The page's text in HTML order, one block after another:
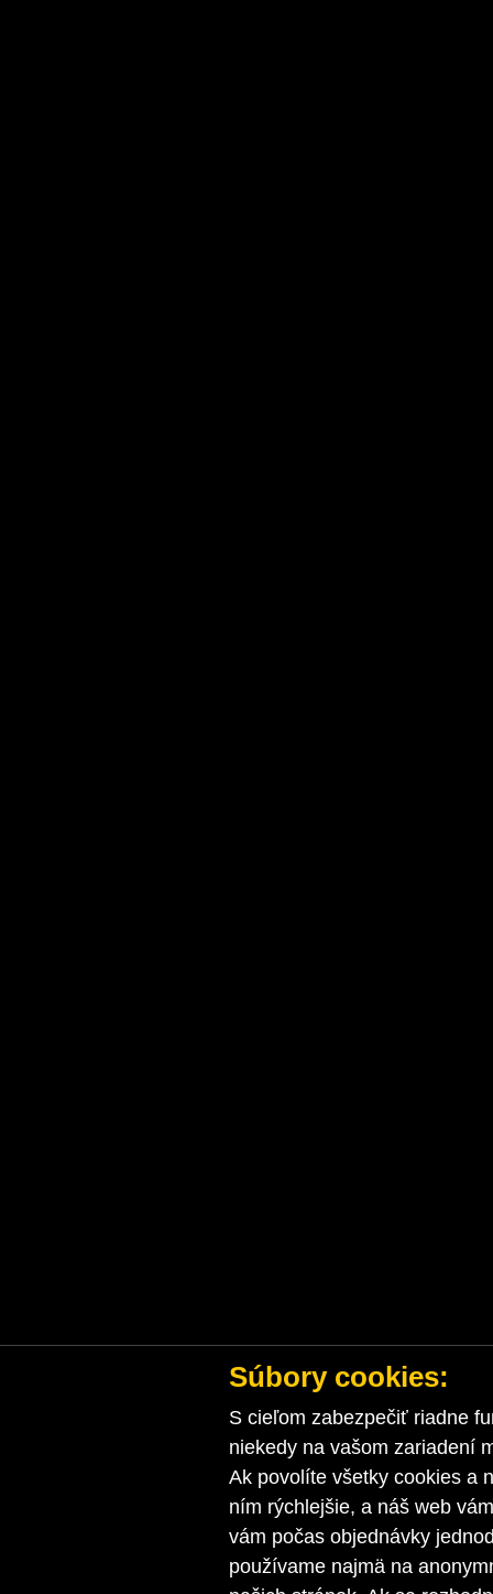
Súbory cookies:
S cieľom zabezpečiť riadne
niekedy na vašom zariadení
Ak povolíte všetky cookies a
ním rýchlejšie, a náš web
vám počas objednávky
používame najmä na